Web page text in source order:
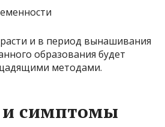
и в период вынашивания
образования будет
методами.
симптомы